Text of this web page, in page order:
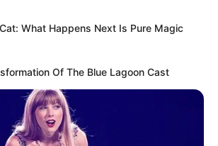
What Happens Next Is Pure Magic
Of The Blue Lagoon Cast